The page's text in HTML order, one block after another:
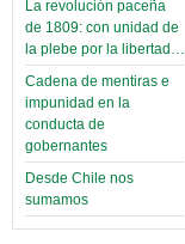
La revolución paceña
de 1809: con unidad de
la plebe por la libertad…
Cadena de mentiras e
impunidad en la
conducta de
gobernantes
Desde Chile nos
sumamos